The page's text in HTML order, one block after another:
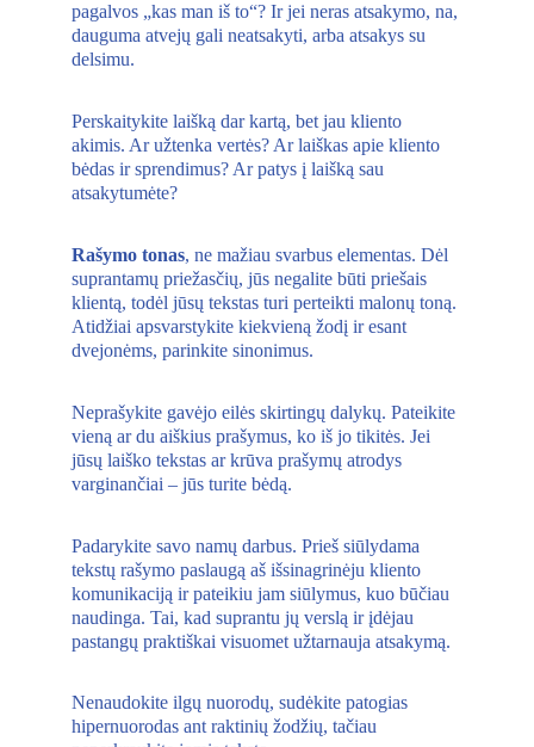
pagalvos „kas man iš to“? Ir jei neras atsakymo, na,
dauguma atvejų gali neatsakyti, arba atsakys su
delsimu.
Perskaitykite laišką dar kartą, bet jau kliento
akimis. Ar užtenka vertės? Ar laiškas apie kliento
bėdas ir sprendimus? Ar patys į laišką sau
atsakytumėte?
Rašymo tonas, ne mažiau svarbus elementas. Dėl
suprantamų priežasčių, jūs negalite būti priešais
klientą, todėl jūsų tekstas turi perteikti malonų toną.
Atidžiai apsvarstykite kiekvieną žodį ir esant
dvejonėms, parinkite sinonimus.
Neprašykite gavėjo eilės skirtingų dalykų. Pateikite
vieną ar du aiškius prašymus, ko iš jo tikitės. Jei
jūsų laiško tekstas ar krūva prašymų atrodys
varginančiai – jūs turite bėdą.
Padarykite savo namų darbus. Prieš siūlydama
tekstų rašymo paslaugą aš išsinagrinėju kliento
komunikaciją ir pateikiu jam siūlymus, kuo būčiau
naudinga. Tai, kad suprantu jų verslą ir įdėjau
pastangų praktiškai visuomet užtarnauja atsakymą.
Nenaudokite ilgų nuorodų, sudėkite patogias
hipernuorodas ant raktinių žodžių, tačiau